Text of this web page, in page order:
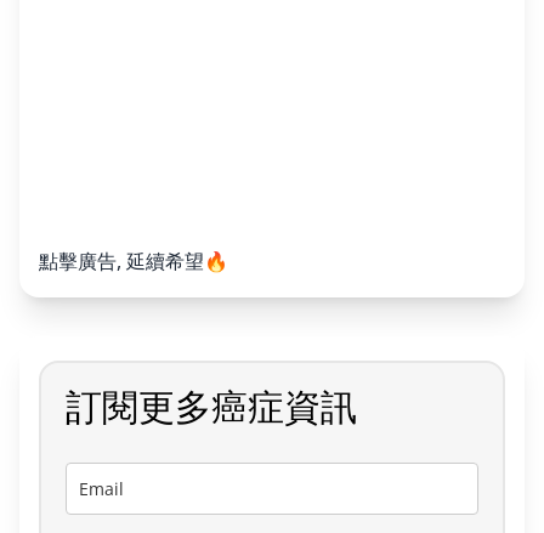
點擊廣告, 延續希望🔥
訂閱更多癌症資訊